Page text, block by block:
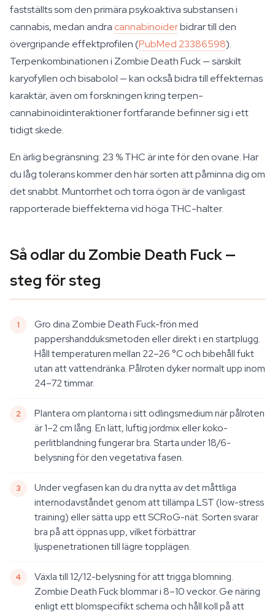
fastställts som den primära psykoaktiva substansen i
cannabis, medan andra cannabinoiderbidrar till den
övergripande effektprofilen (PubMed 23386598).
Terpenkombinationen i Zombie Death Fuck — särskilt
karyofyllen och bisabolol — kan också bidra till effekternas
karaktär, även om forskningen kring terpen-
cannabinoidinteraktioner fortfarande befinner sig i ett
tidigt skede.
En ärlig begränsning: 23 % THC är inte för den ovane. Har
du låg tolerans kommer den här sorten att påminna dig om
det snabbt. Muntorrhet och torra ögon är de vanligast
rapporterade bieffekterna vid höga THC-halter.
Så odlar du Zombie Death Fuck —
steg för steg
Gro dina Zombie Death Fuck-frön med
pappershandduksmetoden eller direkt i en startplugg.
Håll temperaturen mellan 22–26 °C och bibehåll fukt
utan att vattendränka. Pålroten dyker normalt upp inom
24–72 timmar.
Plantera om plantorna i sitt odlingsmedium när pålroten
är 1–2 cm lång. En lätt, luftig jordmix eller koko-
perlitblandning fungerar bra. Starta under 18/6-
belysning för den vegetativa fasen.
Under vegfasen kan du dra nytta av det måttliga
internodavståndet genom att tillämpa LST (low-stress
training) eller sätta upp ett SCRoG-nät. Sorten svarar
bra på att öppnas upp, vilket förbättrar
ljuspenetrationen till lägre topplägen.
Växla till 12/12-belysning för att trigga blomning.
Zombie Death Fuck blommar i 8–10 veckor. Ge näring
enligt ett blomspecifikt schema och håll koll på att